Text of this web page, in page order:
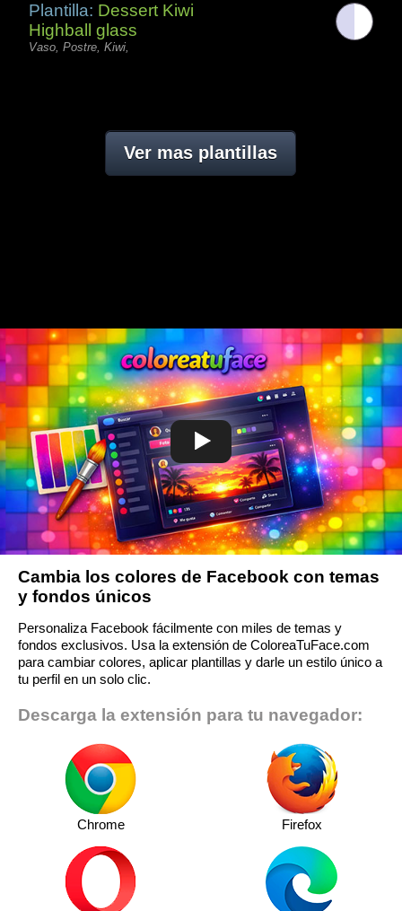
Plantilla: Dessert Kiwi
Highball glass
Vaso, Postre, Kiwi,
Ver mas plantillas
Cambia los colores de Facebook con temas
y fondos únicos
Personaliza Facebook fácilmente con miles de temas y
fondos exclusivos. Usa la extensión de ColoreaTuFace.com
para cambiar colores, aplicar plantillas y darle un estilo único a
tu perfil en un solo clic.
Descarga la extensión para tu navegador:
Chrome Firefox